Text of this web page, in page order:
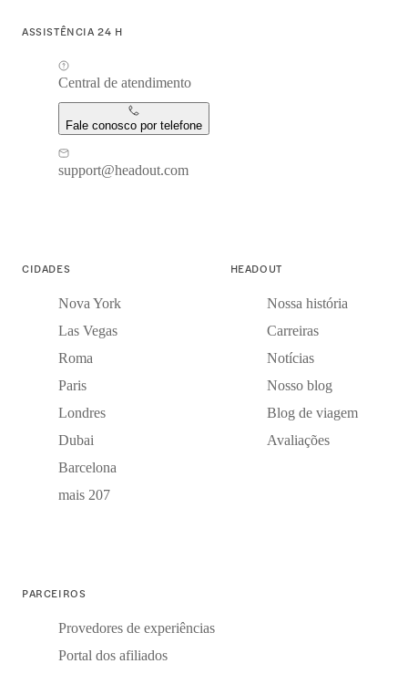
ASSISTÊNCIA 24 H
Central de atendimento
Fale conosco por telefone
support@headout.com
CIDADES
Nova York
Las Vegas
Roma
Paris
Londres
Dubai
Barcelona
mais 207
HEADOUT
Nossa história
Carreiras
Notícias
Nosso blog
Blog de viagem
Avaliações
PARCEIROS
Provedores de experiências
Portal dos afiliados